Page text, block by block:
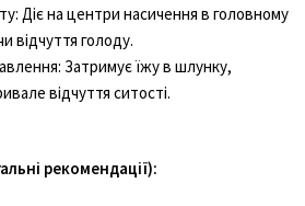
Діє на центри насичення в головному
відчуття голоду.
Затримує їжу в шлунку,
відчуття ситості.
рекомендації):